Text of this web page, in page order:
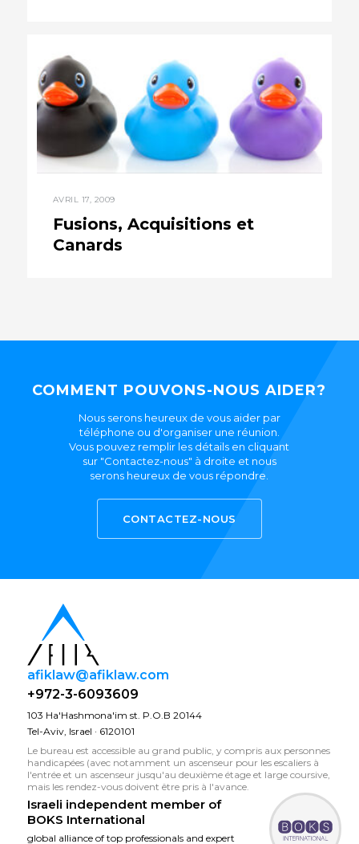
AVRIL 17, 2009
Fusions, Acquisitions et
Canards
COMMENT POUVONS-NOUS AIDER?
Nous serons heureux de vous aider par
téléphone ou d'organiser une réunion.
Vous pouvez remplir les détails en cliquant
sur "Contactez-nous" à droite et nous
serons heureux de vous répondre.
CONTACTEZ-NOUS
afiklaw@afiklaw.com
+972-3-6093609
103 Ha'Hashmona'im st. P.O.B 20144
Tel-Aviv, Israel · 6120101
Le bureau est accessible au grand public, y compris aux personnes
handicapées (avec notamment un ascenseur pour les escaliers à
l'entrée et un ascenseur jusqu'au deuxième étage et large coursive,
mais les rendez-vous doivent être pris à l'avance.
Israeli independent member of
BOKS International
global alliance of top professionals and expert